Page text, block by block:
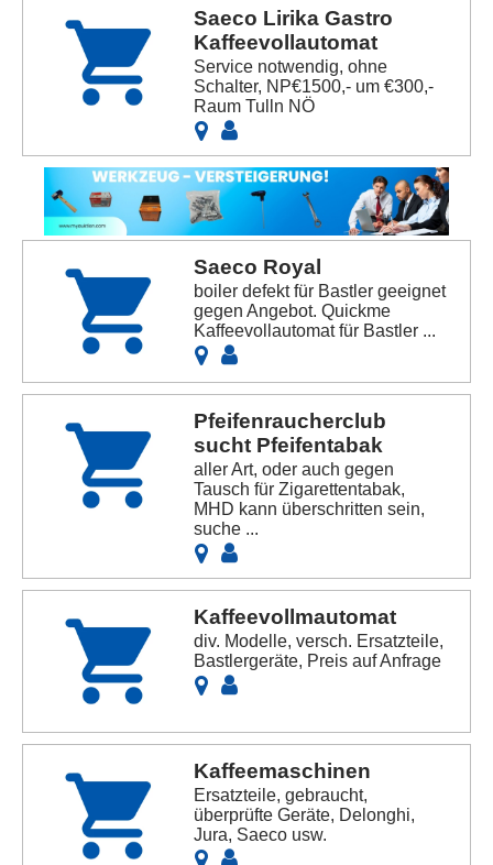
Saeco Lirika Gastro
Kaffeevollautomat
Service notwendig, ohne
Schalter, NP€1500,- um €300,-
Raum Tulln NÖ
Saeco Royal
boiler defekt für Bastler geeignet
gegen Angebot. Quickme
Kaffeevollautomat für Bastler ...
Pfeifenraucherclub
sucht Pfeifentabak
aller Art, oder auch gegen
Tausch für Zigarettentabak,
MHD kann überschritten sein,
suche ...
Kaffeevollmautomat
div. Modelle, versch. Ersatzteile,
Bastlergeräte, Preis auf Anfrage
Kaffeemaschinen
Ersatzteile, gebraucht,
überprüfte Geräte, Delonghi,
Jura, Saeco usw.